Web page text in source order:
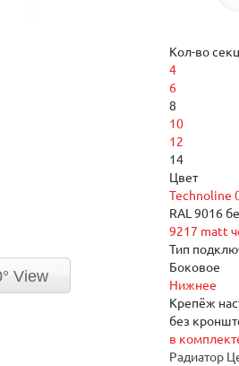
View
Кол-во
4
6
8
10
12
14
Цвет
Technoline
RAL 9016
9217 matt
Тип
Боковое
Нижнее
Крепёж
без
в
Радиатор